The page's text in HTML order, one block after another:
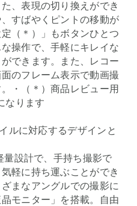
、表現の切り換えができ
すばやくピントの移動が
（＊）」もボタンひとつ
操作で、手軽にキレイな
できます。また、レコー
のフレーム表示で動画撮
・（＊）商品レビュー用
なります
ルに対応するデザインと
量設計で、手持ち撮影で
軽に持ち運ぶことができ
まなアングルでの撮影に
モニター」を搭載。自由